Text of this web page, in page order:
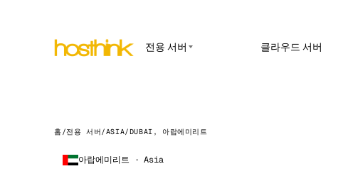
전용 서버
유럽 서버 (32)
남미 서버 (4)
클라우드 서버
홈/전용 서버/ASIA/DUBAI, 아랍에미리트
아랍에미리트 · Asia